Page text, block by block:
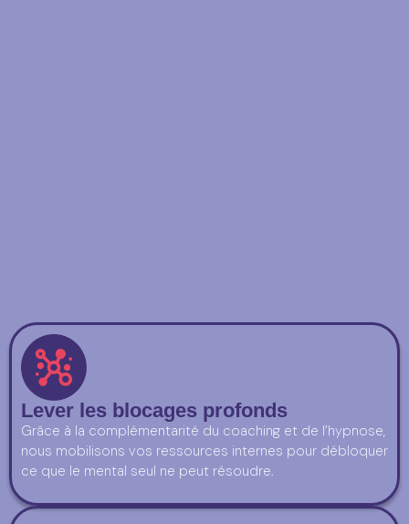
Lever les blocages profonds
Grâce à la complémentarité du coaching et de l’hypnose,
nous mobilisons vos ressources internes pour débloquer
ce que le mental seul ne peut résoudre.